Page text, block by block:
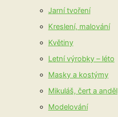
Jarní tvoření
Kreslení, malování
Květiny
Letní výrobky – léto
Masky a kostýmy
Mikuláš, čert a anděl
Modelování